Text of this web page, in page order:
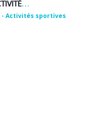
EMMANUEL ROUX – ACTIVITÉS DE BIEN-ÊTRE ET DE PLEINE NATURE
- Activités sportives